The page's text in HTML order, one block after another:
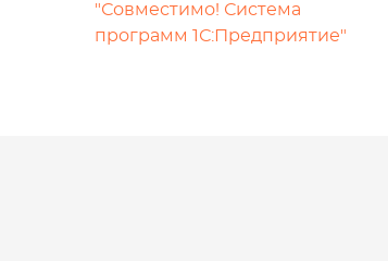
"Совместимо! Система
программ 1С:Предприятие"